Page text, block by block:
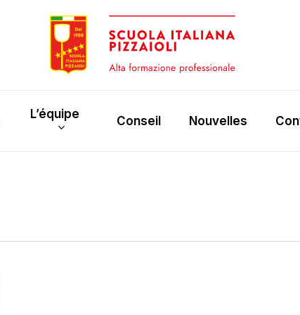
L’équipe Conseil Nouvelles